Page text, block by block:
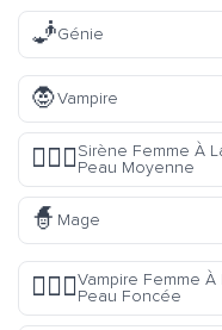
🧞Génie
🧛Vampire
🧜🏽‍♀️Sirène Femme À
Peau Moyenne
🧙 Mage
🧛🏿‍♀️Vampire Femme À
Peau Foncée